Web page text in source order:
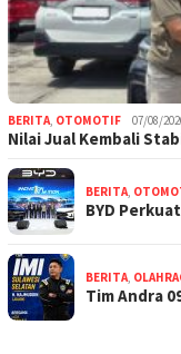
BERITA, OTOMOTIF 07/08/
Nilai Jual Kembali
BERITA,
BYD
BERITA,
Tim Andra